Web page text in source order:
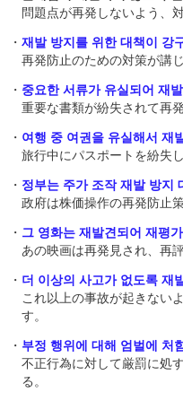
問題点が再発しないよう、
・ 재발 방지를 위한 대책이 강
再発防止のための対策が講
・ 중요한 서류가 유실되어 재
重要な書類が紛失されて再
・ 여행 중 여권을 유실해서 재
旅行中にパスポートを紛失
・ 정부는 주가 조작 재발 방지
政府は株価操作の再発防止
・ 그 영화는 재발견되어 재평
あの映画は再発見され、再
・ 더 이상의 사고가 없도록 재
これ以上の事故が起きない
す。
・ 부정 행위에 대해 엄벌에 처
不正行為に対して厳罰に処
る。